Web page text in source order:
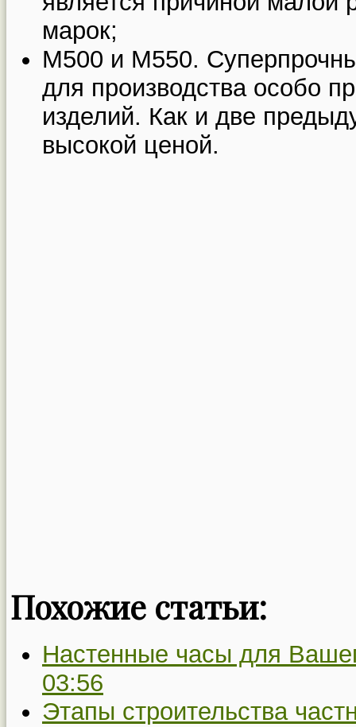
марок;
М500 и М550.
для производства особо
изделий. Как и две
высокой ценой.
Похожие статьи:
Настенные часы для
03:56
Этапы строительства